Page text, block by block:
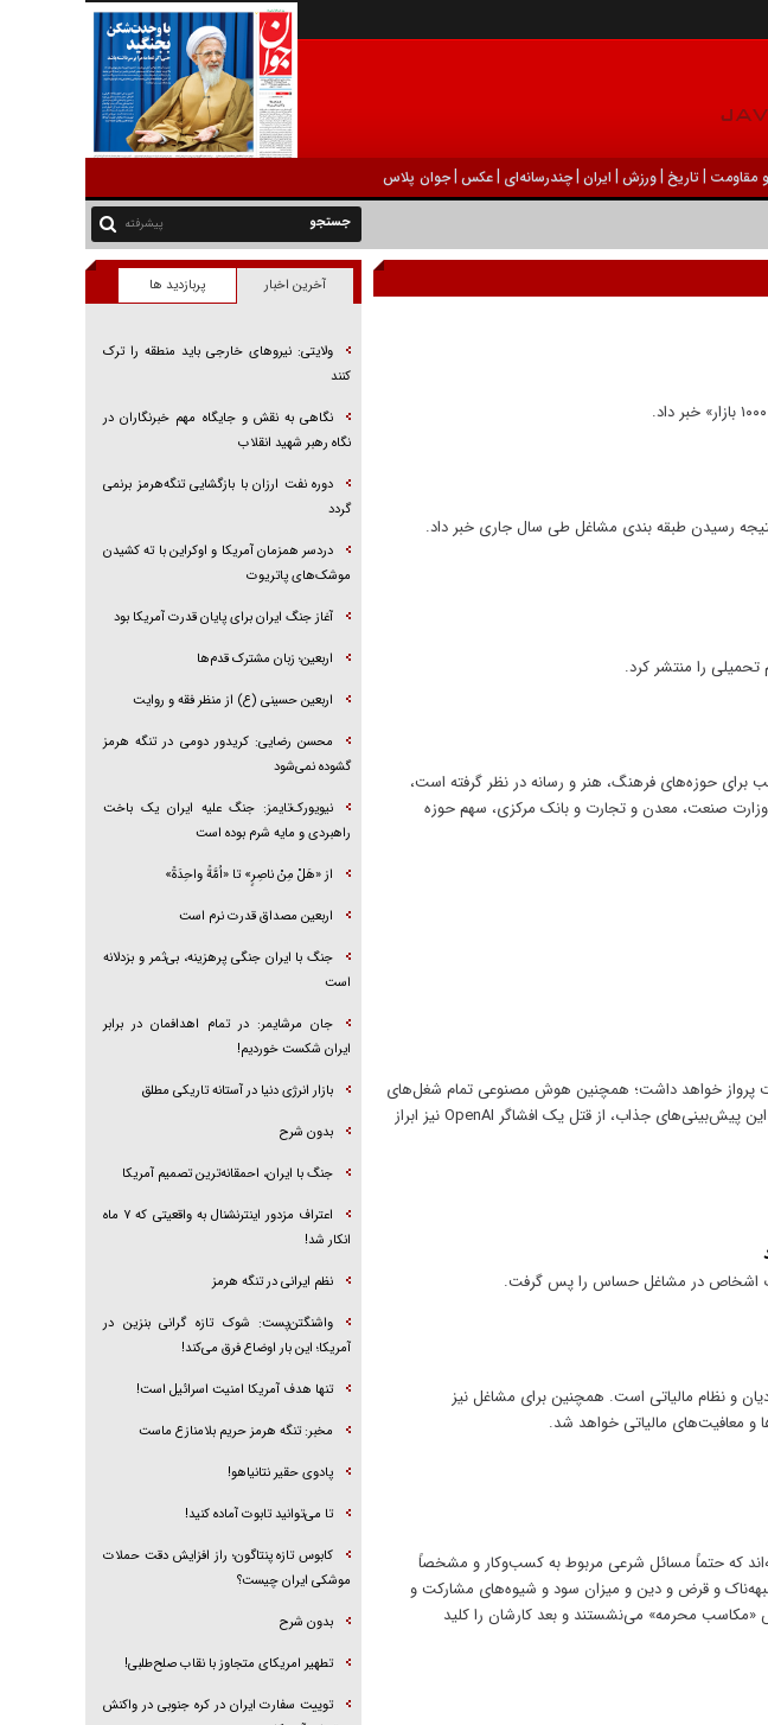
و مقاومت |تاریخ |ورزش | ايران |چندرسانه‌ای |عکس |جوان پلاس
پیشرفته
نتیجه رسیدن طبقه بندی مشاغل طی سال جاری خبر داد.
را منتشر کرد.
همت تسهیلات را برای مشاغل آسیب برای حوزه‌های فرهنگ، هنر و رسانه در نظر گرفته است،
صنعت، معدن و تجارت و بانک مرکزی، سهم حوزه
جنجالی گفت: رودستر جدید تسلا (رونمایی تا پایان ۲۰۲۵) قابلیت پرواز خواهد داشت؛ همچنین هوش مصنوعی تمام شغل‌های
انسانی را تصاحب کرده و با دستگاه‌هایی جایگزین تلفن‌های هوشمند خواهد شد. او در کنار این پیش‌بینی‌های جذاب، از قتل یک افشاگر OpenAI نیز ابراز
اشخاص در مشاغل حساس را پس گرفت.
و نظام مالیاتی است. همچنین برای مشاغل نیز
که حتماً مسائل شرعی مربوط به کسب‌وکار و مشخصاً
و قرض و دین و میزان سود و شیوه‌های مشارکت و
«مکاسب محرمه» می‌نشستند و بعد کارشان را کلید
آخرین اخبار پربازدید ها
ولایتی: نیرو‌های خارجی باید منطقه را ترک
کنند
نگاهی به نقش و جایگاه مهم خبرنگاران در
نگاه رهبر شهید انقلاب
دوره نفت ارزان با بازگشایی تنگه‌هرمز برنمی
گردد
دردسر همزمان آمریکا و اوکراین با ته کشیدن
موشک‌های پاتریوت
آغاز جنگ ایران برای پایان قدرت آمریکا بود
اربعین؛ زبان مشترک قدم‌ها
اربعین حسینی (ع) از منظر فقه و روایت
محسن رضایی: کریدور دومی در تنگه هرمز
گشوده نمی‌شود
نیویورک‌تایمز: جنگ علیه ایران یک باخت
راهبردی و مایه شرم بوده است
از «هَلْ مِنْ ناصِرٍ» تا «اُمَّةً واحِدَةً»
اربعین مصداق قدرت نرم است
جنگ با ایران جنگی پرهزینه، بی‌ثمر و بزدلانه
است
جان مرشایمر: در تمام اهدافمان در برابر
ایران شکست خوردیم!
بازار انرژی دنیا در آستانه تاریکی مطلق
بدون شرح
جنگ با ایران، احمقانه‌ترین تصمیم آمریکا
اعتراف مزدور اینترنشنال به واقعیتی که ۷ ماه
انکار شد!
نظم ایرانی در تنگه هرمز
واشنگتن‌پست: شوک تازه گرانی بنزین در
آمریکا؛ این بار اوضاع فرق می‌کند!
تنها هدف آمریکا امنیت اسرائیل است!
مخبر: تنگه هرمز حریم بلامنازع ماست
پادوی حقیر نتانیاهو!
تا می‌توانید تابوت آماده کنید!
کابوس تازه پنتاگون؛ راز افزایش دقت حملات
موشکی ایران چیست؟
بدون شرح
تطهیر امریکای متجاوز با نقاب صلح‌طلبی!
توییت سفارت ایران در کره جنوبی در واکنش